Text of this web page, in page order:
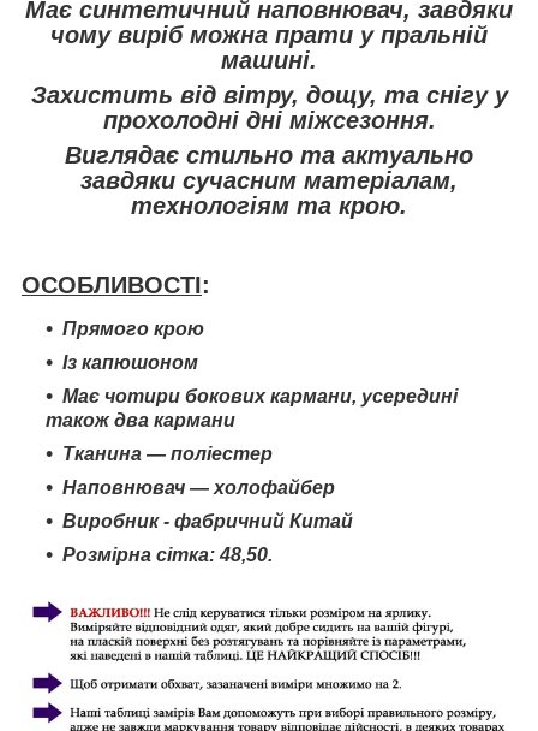
Має синтетичний наповнювач, завдяки
чому виріб можна прати у пральній
машині.
Захистить від вітру, дощу, та снігу у
прохолодні дні міжсезоння.
Виглядає стильно та актуально
завдяки сучасним матеріалам,
технологіям та крою.
ОСОБЛИВОСТІ:
Прямого крою
Із капюшоном
Має чотири бокових кармани, усередині
також два кармани
Тканина — поліестер
Наповнювач — холофайбер
Виробник - фабричний Китай
Розмірна сітка:48,50.